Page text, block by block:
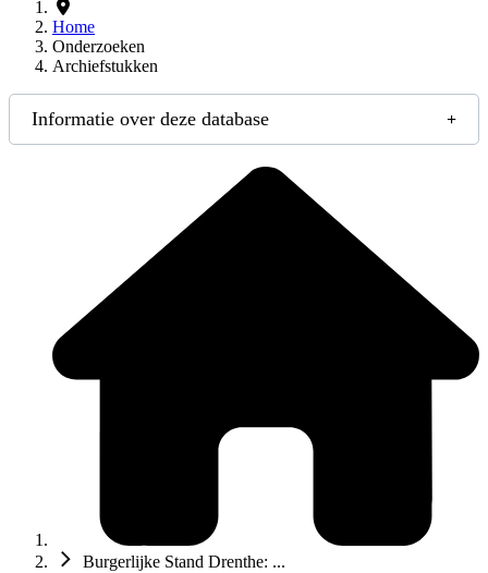
Home
Onderzoeken
Archiefstukken
Informatie over deze database
Burgerlijke Stand Drenthe: ...